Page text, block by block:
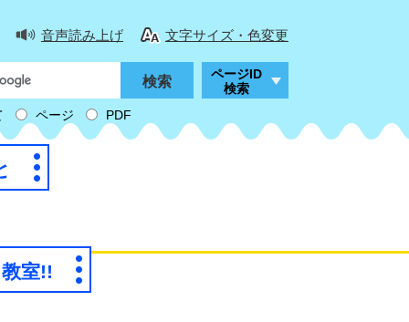
音声読み上げ 文字サイズ・色変更
ページ PDF
ページID
検索
室!!